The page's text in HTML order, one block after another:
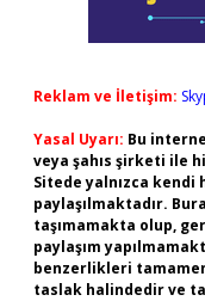
Reklam ve İletişim:
Yasal Uyarı: Bu
veya şahıs şirketi ile
Sitede yalnızca kendi
paylaşılmaktadır.
taşımamakta olup,
paylaşım
benzerlikleri
taslak halindedir ve